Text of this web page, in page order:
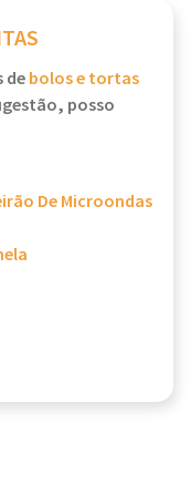
debolos e tortas
posso
De Microondas